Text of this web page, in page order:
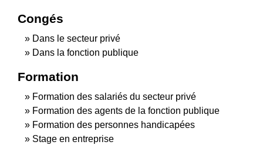
Congés
Dans le secteur privé
Dans la fonction publique
Formation
Formation des salariés du secteur privé
Formation des agents de la fonction publique
Formation des personnes handicapées
Stage en entreprise